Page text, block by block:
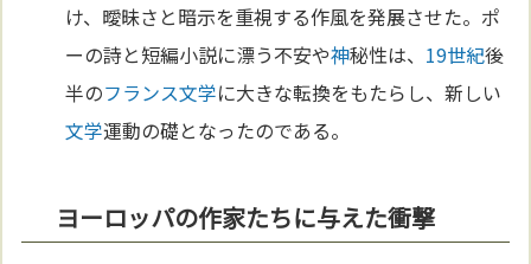
け、曖昧さと暗示を重視する作風を発展させた。ポ
ーの詩と短編小説に漂う不安や神秘性は、 19世紀後
半のフランス文学に大きな転換をもたらし、新しい
文学運動の礎となったのである。
ヨーロッパの作家たちに与えた衝撃